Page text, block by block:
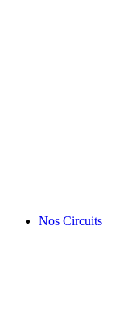
Nos Circuits